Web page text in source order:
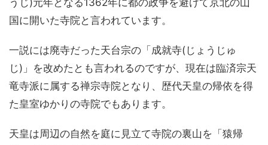
うじ)元年となる1362年に都の政争を避けて京北の山
国に開いた寺院と言われています。
一説には廃寺だった天台宗の「成就寺(じょうじゅ
じ)」を改めたとも言われるのですが、現在は臨済宗天
竜寺派に属する禅宗寺院となり、歴代天皇の帰依を得
た皇室ゆかりの寺院でもあります。
天皇は周辺の自然を庭に見立て寺院の裏山を「猿帰